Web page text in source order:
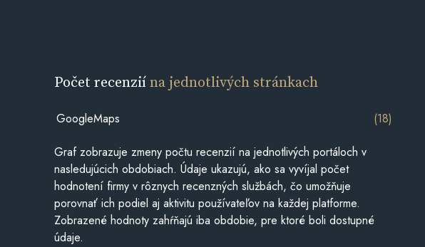
Počet recenziína jednotlivých stránkach
GoogleMaps (18)
Graf zobrazuje zmeny počtu recenzií na jednotlivých portáloch v
nasledujúcich obdobiach. Údaje ukazujú, ako sa vyvíjal počet
hodnotení firmy v rôznych recenzných službách, čo umožňuje
porovnať ich podiel aj aktivitu používateľov na každej platforme.
Zobrazené hodnoty zahŕňajú iba obdobie, pre ktoré boli dostupné
údaje.